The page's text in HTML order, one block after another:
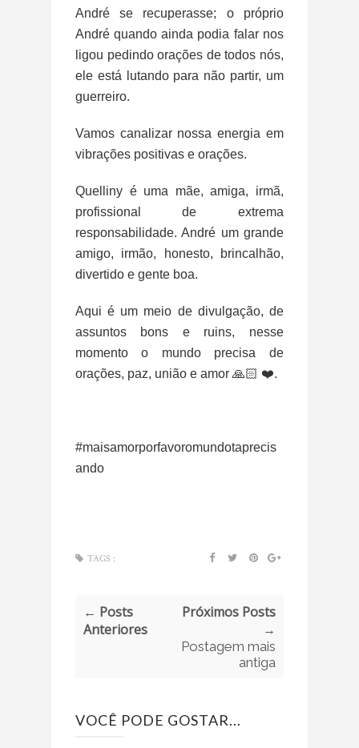
André se recuperasse; o próprio
André quando ainda podia falar nos
ligou pedindo orações de todos nós,
ele está lutando para não partir, um
guerreiro.
Vamos canalizar nossa energia em
vibrações positivas e orações.
Quelliny é uma mãe, amiga, irmã,
profissional de extrema
responsabilidade. André um grande
amigo, irmão, honesto, brincalhão,
divertido e gente boa.
Aqui é um meio de divulgação, de
assuntos bons e ruins, nesse
momento o mundo precisa de
orações, paz, união e amor 🙏🏻 ❤️.
#maisamorporfavoromundotaprecis
ando
TAGS :
← Posts
Anteriores
Próximos Posts
→
Postagem mais
antiga
VOCÊ PODE GOSTAR...